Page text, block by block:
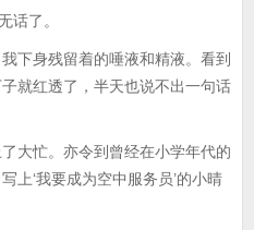
了。
下身残留着的唾液和精液。看到
就红透了，半天也说不出一句话
大忙。亦令到曾经在小学年代的
上‘我要成为空中服务员’的小晴